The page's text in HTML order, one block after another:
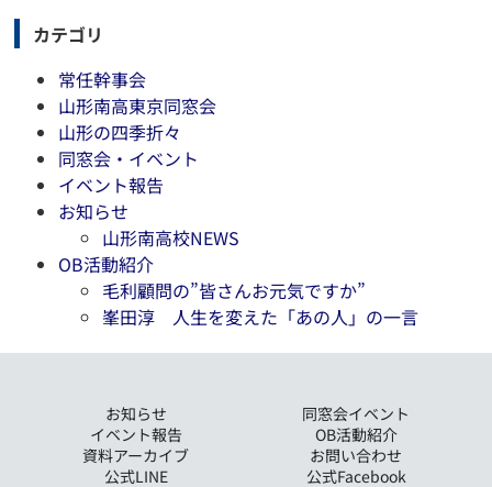
カテゴリ
常任幹事会
山形南高東京同窓会
山形の四季折々
同窓会・イベント
イベント報告
お知らせ
山形南高校NEWS
OB活動紹介
毛利顧問の”皆さんお元気ですか”
峯田淳 人生を変えた「あの人」の一言
お知らせ
同窓会イベント
イベント報告
OB活動紹介
資料アーカイブ
お問い合わせ
公式LINE
公式Facebook